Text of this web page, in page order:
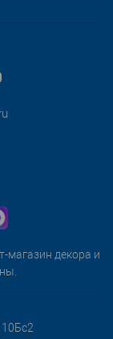
магазин декора и